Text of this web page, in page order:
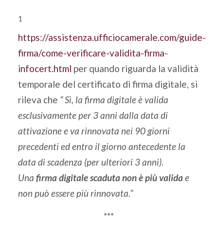
1
https://assistenza.ufficiocamerale.com/guide-
firma/come-verificare-validita-firma-
infocert.html per quando riguarda la validità
temporale del certificato di firma digitale, si
rileva che “ Sì, la firma digitale è valida
esclusivamente per 3 anni dalla data di
attivazione e va rinnovata nei 90 giorni
precedenti ed entro il giorno antecedente la
data di scadenza (per ulteriori 3 anni).
Una firma digitale scaduta non è più validae
non può essere più rinnovata.”
***